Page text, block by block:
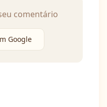
comentário
Google